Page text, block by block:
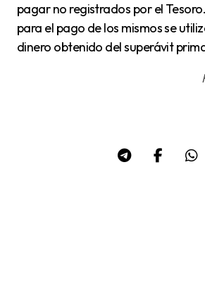
pagar no registrados por el
para el pago de los mismos se
dinero obtenido del superávit